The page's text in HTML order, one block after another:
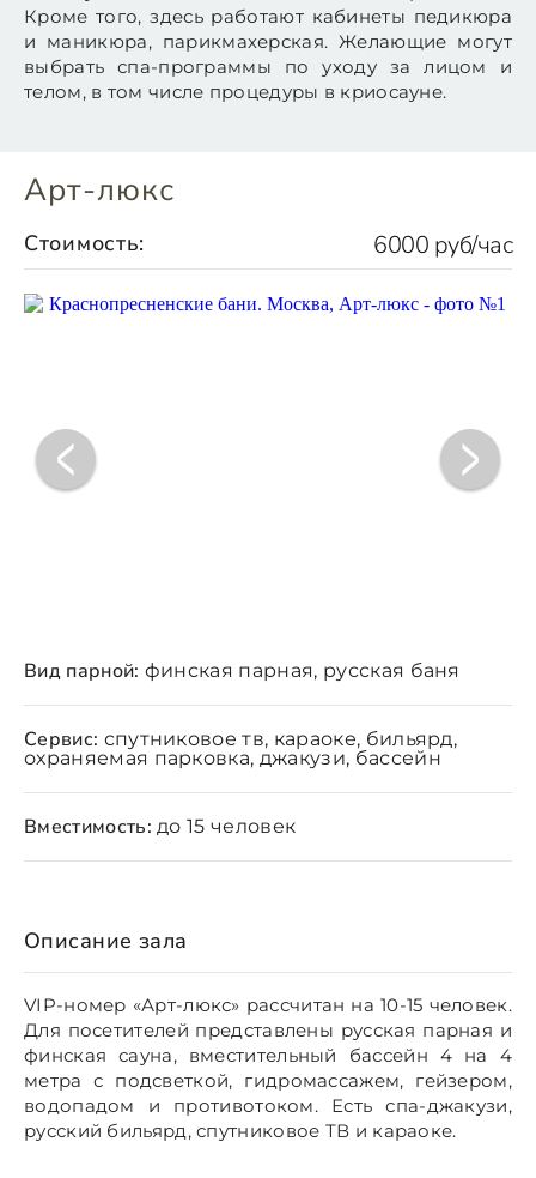
Кроме того, здесь работают кабинеты педикюра
и маникюра, парикмахерская. Желающие могут
выбрать спа-программы по уходу за лицом и
телом, в том числе процедуры в криосауне.
Арт-люкс
Стоимость: 6000 руб/час
Вид парной: финская парная, русская баня
Сервис: спутниковое тв, караоке, бильярд,
охраняемая парковка, джакузи, бассейн
Вместимость: до 15 человек
Описание зала
VIP-номер «Арт-люкс» рассчитан на 10-15 человек.
Для посетителей представлены русская парная и
финская сауна, вместительный бассейн 4 на 4
метра с подсветкой, гидромассажем, гейзером,
водопадом и противотоком. Есть спа-джакузи,
русский бильярд, спутниковое ТВ и караоке.